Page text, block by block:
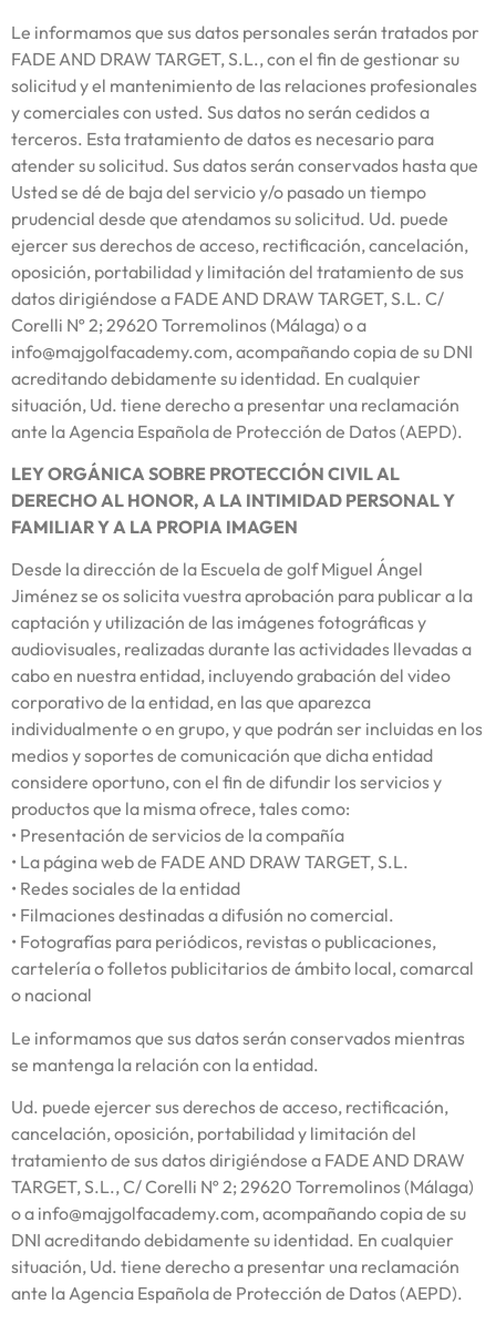
Le informamos que sus datos personales serán tratados por
FADE AND DRAW TARGET, S.L., con el fin de gestionar su
solicitud y el mantenimiento de las relaciones profesionales
y comerciales con usted. Sus datos no serán cedidos a
terceros. Esta tratamiento de datos es necesario para
atender su solicitud. Sus datos serán conservados hasta que
Usted se dé de baja del servicio y/o pasado un tiempo
prudencial desde que atendamos su solicitud. Ud. puede
ejercer sus derechos de acceso, rectificación, cancelación,
oposición, portabilidad y limitación del tratamiento de sus
datos dirigiéndose a FADE AND DRAW TARGET, S.L. C/
Corelli Nº 2; 29620 Torremolinos (Málaga) o a
info@majgolfacademy.com, acompañando copia de su DNI
acreditando debidamente su identidad. En cualquier
situación, Ud. tiene derecho a presentar una reclamación
ante la Agencia Española de Protección de Datos (AEPD).
LEY ORGÁNICA SOBRE PROTECCIÓN CIVIL AL
DERECHO AL HONOR, A LA INTIMIDAD PERSONAL Y
FAMILIAR Y A LA PROPIA IMAGEN
Desde la dirección de la Escuela de golf Miguel Ángel
Jiménez se os solicita vuestra aprobación para publicar a la
captación y utilización de las imágenes fotográficas y
audiovisuales, realizadas durante las actividades llevadas a
cabo en nuestra entidad, incluyendo grabación del video
corporativo de la entidad, en las que aparezca
individualmente o en grupo, y que podrán ser incluidas en los
medios y soportes de comunicación que dicha entidad
considere oportuno, con el fin de difundir los servicios y
productos que la misma ofrece, tales como:
• Presentación de servicios de la compañía
• La página web de FADE AND DRAW TARGET, S.L.
• Redes sociales de la entidad
• Filmaciones destinadas a difusión no comercial.
• Fotografías para periódicos, revistas o publicaciones,
cartelería o folletos publicitarios de ámbito local, comarcal
o nacional
Le informamos que sus datos serán conservados mientras
se mantenga la relación con la entidad.
Ud. puede ejercer sus derechos de acceso, rectificación,
cancelación, oposición, portabilidad y limitación del
tratamiento de sus datos dirigiéndose a FADE AND DRAW
TARGET, S.L., C/ Corelli Nº 2; 29620 Torremolinos (Málaga)
o a info@majgolfacademy.com, acompañando copia de su
DNI acreditando debidamente su identidad. En cualquier
situación, Ud. tiene derecho a presentar una reclamación
ante la Agencia Española de Protección de Datos (AEPD).